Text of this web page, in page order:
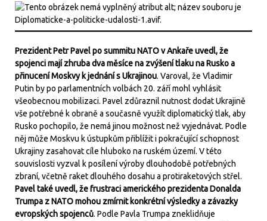
Prezident Petr Pavel po summitu NATO v Ankaře uvedl, že
spojenci mají zhruba dva měsíce na zvýšení tlaku na Rusko a
přinucení Moskvy k jednání s Ukrajinou. Varoval, že Vladimir
Putin by po parlamentních volbách 20. září mohl vyhlásit
všeobecnou mobilizaci. Pavel zdůraznil nutnost dodat Ukrajině
vše potřebné k obraně a současně využít diplomatický tlak, aby
Rusko pochopilo, že nemá jinou možnost než vyjednávat. Podle
něj může Moskvu k ústupkům přiblížit i pokračující schopnost
Ukrajiny zasahovat cíle hluboko na ruském území. V této
souvislosti vyzval k posílení výroby dlouhodobě potřebných
zbraní, včetně raket dlouhého dosahu a protiraketových střel.
Pavel také uvedl, že frustraci amerického prezidenta Donalda
Trumpa z NATO mohou zmírnit konkrétní výsledky a závazky
evropských spojenců. Podle Pavla Trumpa zneklidňuje